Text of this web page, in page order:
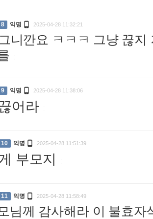
8 익명  2025-04-28 11:32:21
니깐요 ㅋㅋㅋ 그냥 끊
9 익명  2025-04-28 11:38:06
어라
10 익명  2025-04-28 11:51:39
부모지
11 익명  2025-04-28 11:58:49
님께 감사해라 이 불효자